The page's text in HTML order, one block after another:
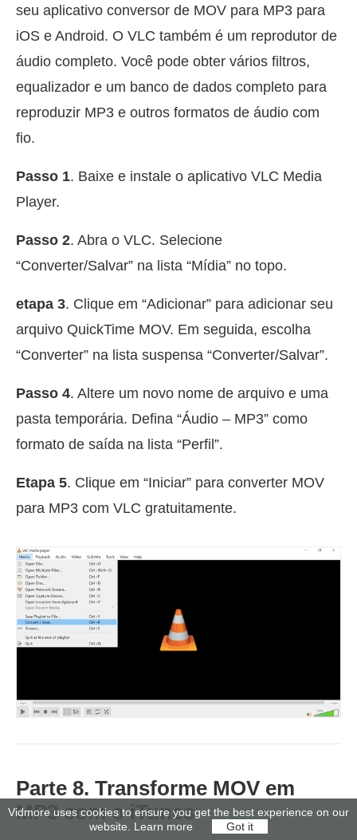
seu aplicativo conversor de MOV para MP3 para
iOS e Android. O VLC também é um reprodutor de
áudio completo. Você pode obter vários filtros,
equalizador e um banco de dados completo para
reproduzir MP3 e outros formatos de áudio com
fio.
Passo 1. Baixe e instale o aplicativo VLC Media
Player.
Passo 2. Abra o VLC. Selecione
“Converter/Salvar” na lista “Mídia” no topo.
etapa 3. Clique em “Adicionar” para adicionar seu
arquivo QuickTime MOV. Em seguida, escolha
“Converter” na lista suspensa “Converter/Salvar”.
Passo 4. Altere um novo nome de arquivo e uma
pasta temporária. Defina “Áudio – MP3” como
formato de saída na lista “Perfil”.
Etapa 5. Clique em “Iniciar” para converter MOV
para MP3 com VLC gratuitamente.
Parte 8. Transforme MOV em
MP3 com o iTunes
Vidmore uses cookies to ensure you get the best experience on our
website. Learn more Got it